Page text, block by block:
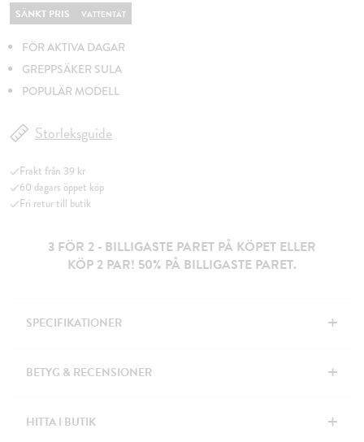
SÄNKT PRIS VATTENTÄT
FÖR AKTIVA DAGAR
GREPPSÄKER SULA
POPULÄR MODELL
Storleksguide
Frakt från 39 kr
60 dagars öppet köp
Fri retur till butik
3 FÖR 2 - BILLIGASTE PARET PÅ KÖPET ELLER
KÖP 2 PAR! 50% PÅ BILLIGASTE PARET.
SPECIFIKATIONER +
BETYG & RECENSIONER +
HITTA I BUTIK +